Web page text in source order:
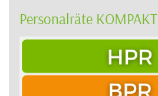
Personalräte KOMPAKT